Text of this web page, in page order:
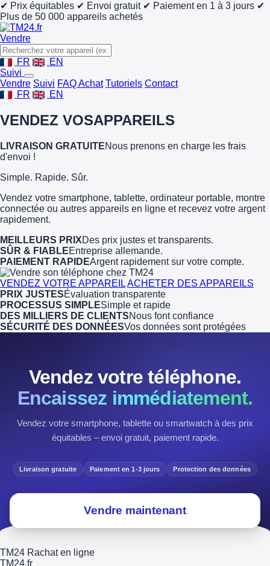
✔ Prix équitables ✔ Envoi gratuit ✔ Paiement en 1 à 3 jours ✔
Plus de 50 000 appareils achetés
Vendre
FR
EN
Suivi
Vendre Suivi FAQ Achat Tutoriels Contact
FR
EN
VENDEZ VOSAPPAREILS
LIVRAISON GRATUITENous prenons en charge les frais
d'envoi !
Simple. Rapide. Sûr.
Vendez votre smartphone, tablette, ordinateur portable, montre
connectée ou autres appareils en ligne et recevez votre argent
rapidement.
MEILLEURS PRIXDes prix justes et transparents.
SÛR & FIABLEEntreprise allemande.
PAIEMENT RAPIDEArgent rapidement sur votre compte.
VENDEZ VOTRE APPAREILACHETER DES APPAREILS
PRIX JUSTESÉvaluation transparente
PROCESSUS SIMPLESimple et rapide
DES MILLIERS DE CLIENTSNous font confiance
SÉCURITÉ DES DONNÉESVos données sont protégées
Vendez votre téléphone.
Encaissez immédiatement.
Vendez votre smartphone, tablette ou smartwatch à des prix
équitables – envoi gratuit, paiement rapide.
Livraison gratuite Paiement en 1-3 jours Protection des données
Vendre maintenant
TM24 Rachat en ligne
TM24.fr